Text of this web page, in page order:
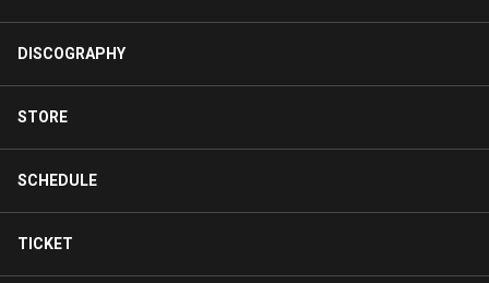
DISCOGRAPHY
STORE
SCHEDULE
TICKET